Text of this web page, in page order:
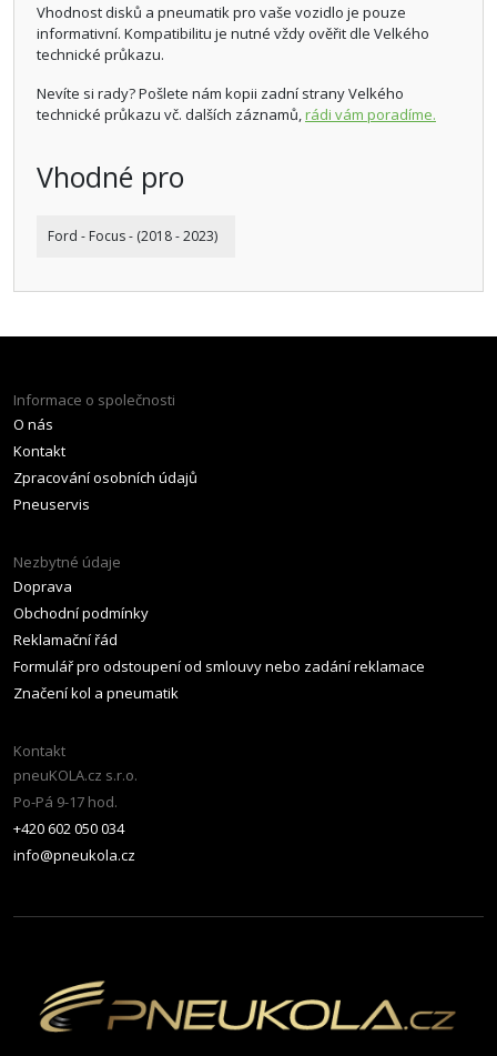
Vhodnost disků a pneumatik pro vaše vozidlo je pouze
informativní. Kompatibilitu je nutné vždy ověřit dle Velkého
technické průkazu.
Nevíte si rady? Pošlete nám kopii zadní strany Velkého
technické průkazu vč. dalších záznamů,rádi vám poradíme.
Vhodné pro
Ford - Focus - (2018 - 2023)
Informace o společnosti
O nás
Kontakt
Zpracování osobních údajů
Pneuservis
Nezbytné údaje
Doprava
Obchodní podmínky
Reklamační řád
Formulář pro odstoupení od smlouvy nebo zadání reklamace
Značení kol a pneumatik
Kontakt
pneuKOLA.cz s.r.o.
Po-Pá 9-17 hod.
+420 602 050 034
info@pneukola.cz